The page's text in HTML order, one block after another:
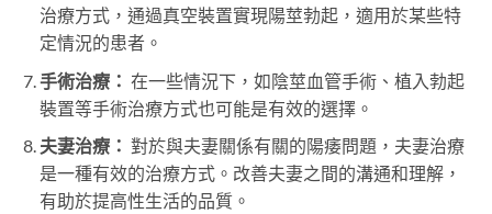
治療方式，通過真空裝置實現陽莖勃起，適用於某些特
定情況的患者。
手術治療： 在一些情況下，如陰莖血管手術、植入勃起
裝置等手術治療方式也可能是有效的選擇。
夫妻治療： 對於與夫妻關係有關的陽痿問題，夫妻治療
是一種有效的治療方式。改善夫妻之間的溝通和理解，
有助於提高性生活的品質。